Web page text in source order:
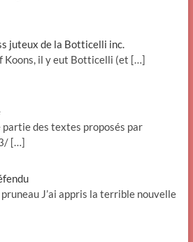
juteux de la Botticelli inc.
Koons, il y eut Botticelli (et […]
partie des textes proposés par
[…]
J’ai appris la terrible nouvelle